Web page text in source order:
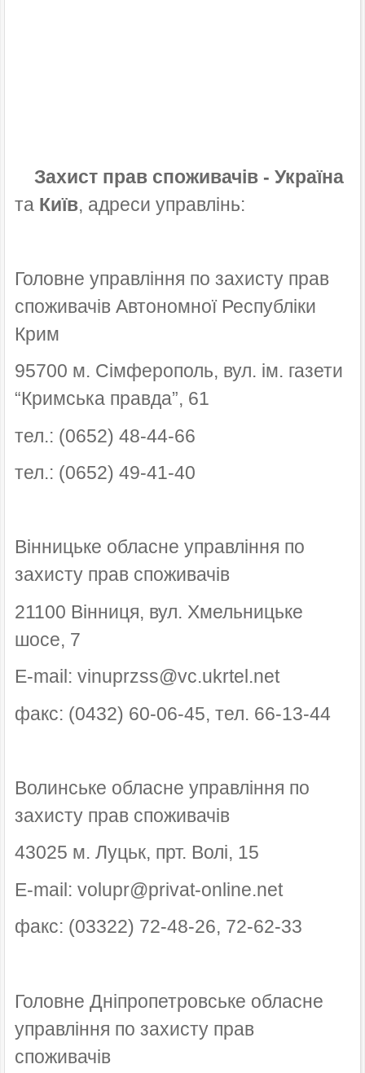
Захист прав споживачів - Україна
та Київ, адреси управлінь:
Головне управління по захисту прав
споживачів Автономної Республіки
Крим
95700 м. Сімферополь, вул. ім. газети
“Кримська правда”, 61
тел.: (0652) 48-44-66
тел.: (0652) 49-41-40
Вінницьке обласне управління по
захисту прав споживачів
21100 Вінниця, вул. Хмельницьке
шосе, 7
E-mail: vinuprzss@vc.ukrtel.net
факс: (0432) 60-06-45, тел. 66-13-44
Волинське обласне управління по
захисту прав споживачів
43025 м. Луцьк, прт. Волі, 15
E-mail: volupr@privat-online.net
факс: (03322) 72-48-26, 72-62-33
Головне Дніпропетровське обласне
управління по захисту прав
споживачів